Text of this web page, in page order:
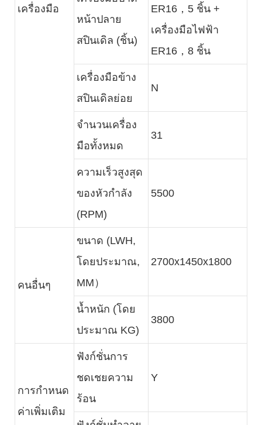
เครื่องมือ
หน้าปลาย
สปินเดิล (ชิ้น)
ER16，5 ชิ้น +
เครื่องมือไฟฟ้า
ER16，8 ชิ้น
เครื่องมือข้าง
สปินเดิลย่อย
N
จำนวนเครื่อง
มือทั้งหมด
31
ความเร็วสูงสุด
ของหัวกำลัง
(RPM)
5500
คนอื่นๆ
ขนาด (LWH,
โดยประมาณ,
MM）
2700x1450x1800
น้ำหนัก (โดย
ประมาณ KG)
3800
การกำหนด
ค่าเพิ่มเติม
ฟังก์ชั่นการ
ชดเชยความ
ร้อน
Y